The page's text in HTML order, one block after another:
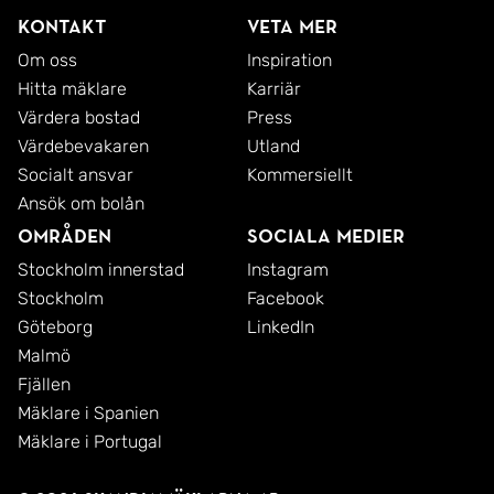
restaurangliv. På 1 tunnelbanestation från
Midsommarkransen är man i Liljeholmen med stor
och modern galleria med 90 butiker och
restauranger. Här kan man även resa vidare med
tvärbana, flygbuss och flertalet busslinjer.
Kontakt
Om oss
Hitta mäklare
Värdera bostad
Värdebevakaren
Socialt ansvar
Ansök om bolån
Veta mer
Inspiration
Karriär
Press
Utland
Kommersiellt
Områden
Stockholm innerstad
Stockholm
Göteborg
Malmö
Fjällen
Mäklare i Spanien
Mäklare i Portugal
Sociala medier
Instagram
Facebook
LinkedIn